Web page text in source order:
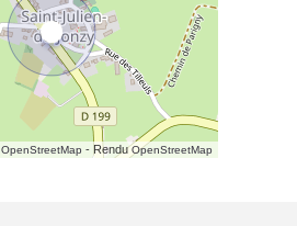
OpenStreetMap - RenduOpenStreetMap